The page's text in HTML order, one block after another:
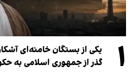
۱
یکی از بستگان خامنه‌ای
گذر از جمهوری اسلامی به